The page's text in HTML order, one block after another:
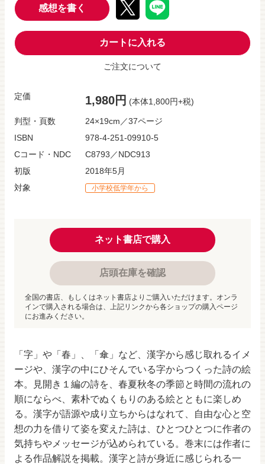
「字」や「春」、「傘」など、漢字から感じ取れるイメ
ージや、漢字の中にひそんでいる字からつくった詩の絵
本。見開き１編の詩を、春夏秋冬の季節と時間の流れの
順にならべ、素朴でぬくもりのある絵とともに楽しめ
る。漢字が語源や成り立ちからはなれて、自由な心と空
想の力を借りて姿を変えた詩は、ひとつひとつに作者の
気持ちやメッセージが込められている。巻末には作者に
よる作品解説を掲載。漢字と詩が身近に感じられる一
感想を書く
カートに入れる
ご注文について
定価 1,980円 (本体1,800円+税)
判型・頁数
24×19cm／37ページ
ISBN
978-4-251-09910-5
Cコード・NDC
C8793／NDC913
初版
2018年5月
対象
小学校低学年から
ネット書店で購入
店頭在庫を確認
全国の書店、もしくはネット書店よりご購入いただけます。オンラ
インで購入される場合は、上記リンクから各ショップの購入ページ
にお進みください。